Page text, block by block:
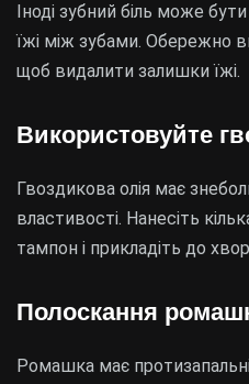
Іноді зубний біль може
їжі між зубами. Обережно
щоб видалити залишки їжі.
Використовуйте
Гвоздикова олія має
властивості. Нанесіть
тампон і прикладіть до
Полоскання
Ромашка має